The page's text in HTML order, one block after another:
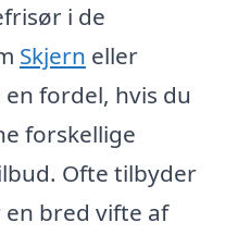
i de
Skjern eller
fordel, hvis du
forskellige
Ofte tilbyder
bred vifte af